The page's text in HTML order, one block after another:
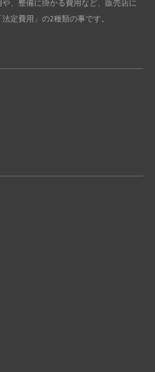
、整備に掛かる費用など、販売店に
定費用」の2種類の事です。